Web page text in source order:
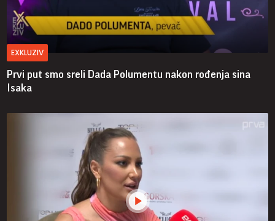
EXKLUZIV
Prvi put smo sreli Dada Polumentu nakon rođenja sina
Isaka